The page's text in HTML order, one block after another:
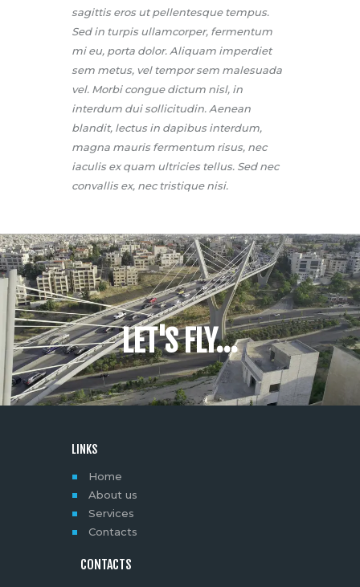
sagittis eros ut pellentesque tempus.
Sed in turpis ullamcorper, fermentum
mi eu, porta dolor. Aliquam imperdiet
sem metus, vel tempor sem malesuada
vel. Morbi congue dictum nisl, in
interdum dui sollicitudin. Aenean
blandit, lectus in dapibus interdum,
magna mauris fermentum risus, nec
iaculis ex quam ultricies tellus. Sed nec
convallis ex, nec tristique nisi.
LET'S FLY...
LINKS
Home
About us
Services
Contacts
CONTACTS